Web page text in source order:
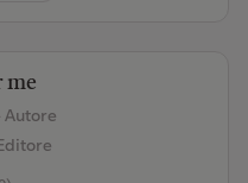
me
Autore